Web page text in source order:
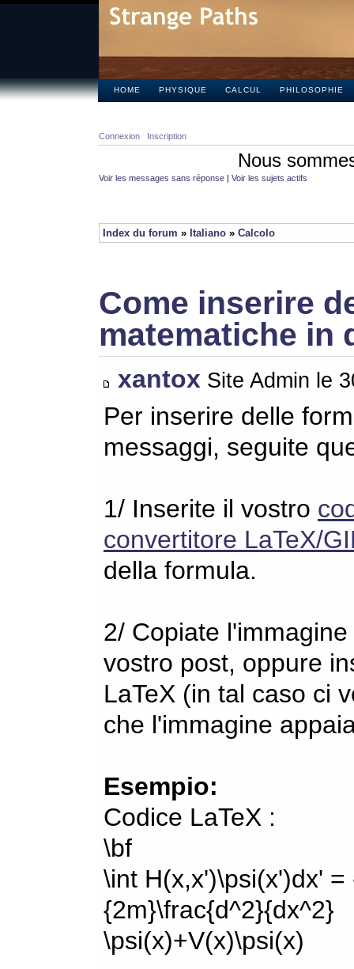
HOME PHYSIQUE CALCUL PHILOSOPHIE
Connexion Inscription
Nous
Voir les messages sans réponse | Voir les sujets actifs
Index du forum » Italiano » Calcolo
Come inserire
matematiche in
xantox Site Admin le
Per inserire delle
messaggi, seguite
1/ Inserite il vostro
convertitore LaTeX/
della formula.
2/ Copiate
vostro post, oppure
LaTeX (in tal caso ci
che l'immagine
Esempio:
Codice LaTeX :
\bf
\int H(x,x')\psi(x')dx'
{2m}\frac{d^2}{dx^2}
\psi(x)+V(x)\psi(x)